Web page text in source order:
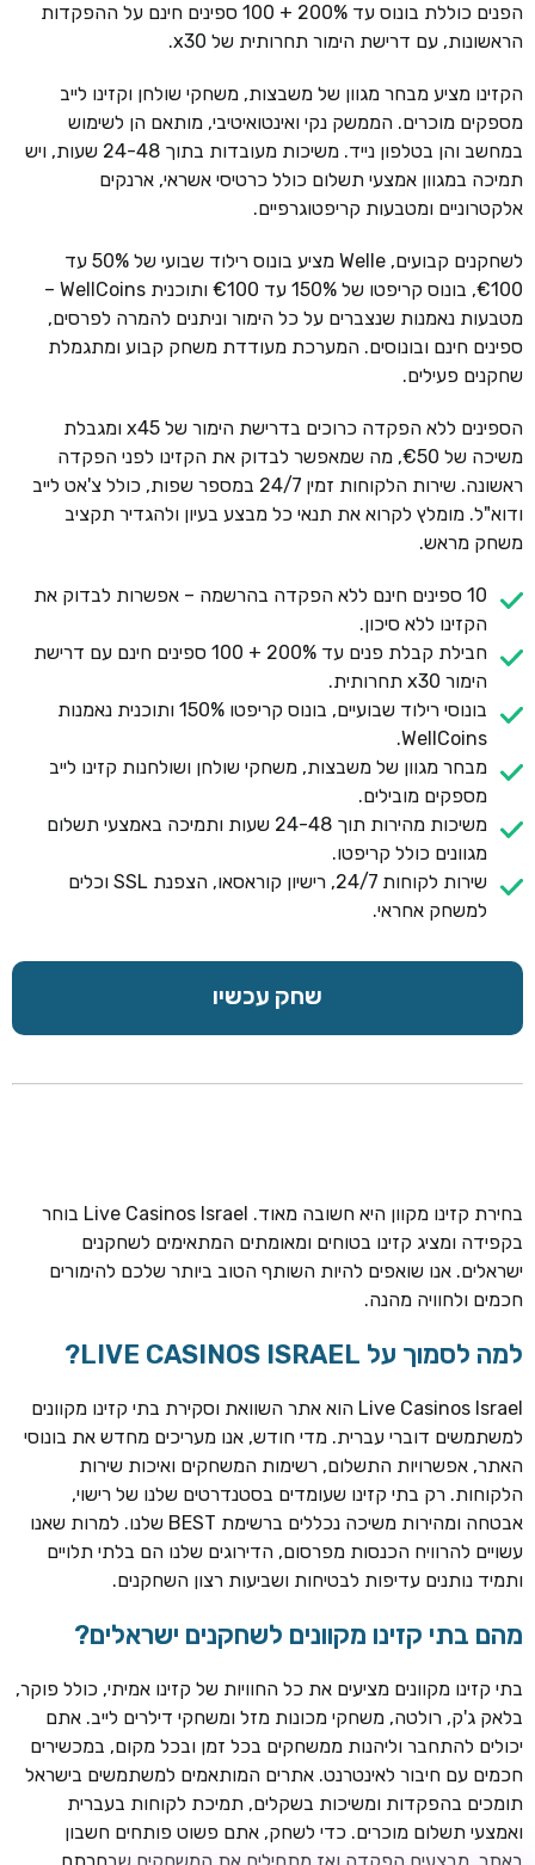
חבילת קבלת פנים: בונוס 100% עד 300€ + 100 ספיני בונוס על
ההפקדה הראשונה
CASOO
בונוס מתגלגל עד 2,000 ₪ + 200 ספינים חינם לשחקנים
חדשים
ROYSPINS
חינם על ההפקדות הראשונות
הפנים כוללת בונוס עד 200% + 100 ספינים חינם על ההפקדות
הראשונות, עם דרישת הימור תחרותית של x30.
הקזינו מציע מבחר מגוון של משבצות, משחקי שולחן וקזינו לייב
מספקים מוכרים. הממשק נקי ואינטואיטיבי, מותאם הן לשימוש
במחשב והן בטלפון נייד. משיכות מעובדות בתוך 24-48 שעות, ויש
תמיכה במגוון אמצעי תשלום כולל כרטיסי אשראי, ארנקים
אלקטרוניים ומטבעות קריפטוגרפיים.
לשחקנים קבועים, Welle מציע בונוס רילוד שבועי של 50% עד
€100, בונוס קריפטו של 150% עד €100 ותוכנית WellCoins –
מטבעות נאמנות שנצברים על כל הימור וניתנים להמרה לפרסים,
ספינים חינם ובונוסים. המערכת מעודדת משחק קבוע ומתגמלת
שחקנים פעילים.
הספינים ללא הפקדה כרוכים בדרישת הימור של x45 ומגבלת
משיכה של €50, מה שמאפשר לבדוק את הקזינו לפני הפקדה
ראשונה. שירות הלקוחות זמין 24/7 במספר שפות, כולל צ'אט לייב
ודוא"ל. מומלץ לקרוא את תנאי כל מבצע בעיון ולהגדיר תקציב
משחק מראש.
10 ספינים חינם ללא הפקדה בהרשמה – אפשרות לבדוק את
הקזינו ללא סיכון.
חבילת קבלת פנים עד 200% + 100 ספינים חינם עם דרישת
הימור x30 תחרותית.
בונוסי רילוד שבועיים, בונוס קריפטו 150% ותוכנית נאמנות
WellCoins.
מבחר מגוון של משבצות, משחקי שולחן ושולחנות קזינו לייב
מספקים מובילים.
משיכות מהירות תוך 24-48 שעות ותמיכה באמצעי תשלום
מגוונים כולל קריפטו.
שירות לקוחות 24/7, רישיון קוראסאו, הצפנת SSL וכלים
למשחק אחראי.
שחק עכשיו
בחירת קזינו מקוון היא חשובה מאוד. Live Casinos Israel בוחר
בקפידה ומציג קזינו בטוחים ומאומתים המתאימים לשחקנים
ישראלים. אנו שואפים להיות השותף הטוב ביותר שלכם להימורים
חכמים ולחוויה מהנה.
למה לסמוך על LIVE CASINOS ISRAEL?
Live Casinos Israel הוא אתר השוואת וסקירת בתי קזינו מקוונים
למשתמשים דוברי עברית. מדי חודש, אנו מעריכים מחדש את בונוסי
האתר, אפשרויות התשלום, רשימות המשחקים ואיכות שירות
הלקוחות. רק בתי קזינו שעומדים בסטנדרטים שלנו של רישוי,
אבטחה ומהירות משיכה נכללים ברשימת BEST שלנו. למרות שאנו
עשויים להרוויח הכנסות מפרסום, הדירוגים שלנו הם בלתי תלויים
ותמיד נותנים עדיפות לבטיחות ושביעות רצון השחקנים.
מהם בתי קזינו מקוונים לשחקנים ישראלים?
בתי קזינו מקוונים מציעים את כל החוויות של קזינו אמיתי, כולל פוקר,
בלאק ג'ק, רולטה, משחקי מכונות מזל ומשחקי דילרים לייב. אתם
יכולים להתחבר וליהנות ממשחקים בכל זמן ובכל מקום, במכשירים
חכמים עם חיבור לאינטרנט. אתרים המותאמים למשתמשים בישראל
תומכים בהפקדות ומשיכות בשקלים, תמיכת לקוחות בעברית
ואמצעי תשלום מוכרים. כדי לשחק, אתם פשוט פותחים חשבון